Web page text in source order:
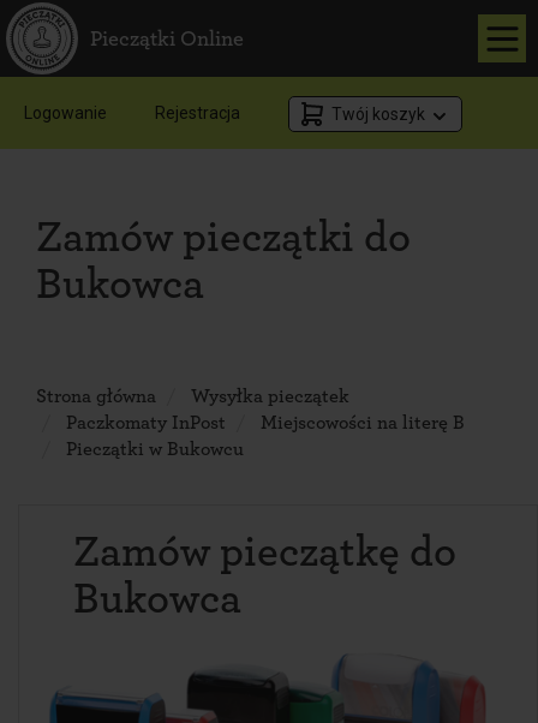
Pieczątki Online
Logowanie Rejestracja Twój koszyk
Zamów pieczątki do
Bukowca
Strona główna
Wysyłka pieczątek
Paczkomaty InPost
Miejscowości na literę B
Pieczątki w Bukowcu
Zamów pieczątkę do
Bukowca